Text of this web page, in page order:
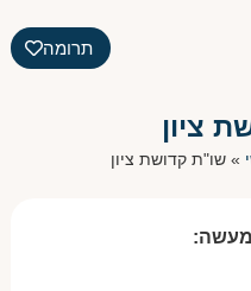
תרומה
ציון
»שו"ת קדושת ציון